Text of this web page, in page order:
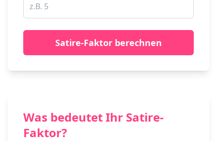
Satire-Faktor berechnen
Was bedeutet Ihr Satire-
Faktor?